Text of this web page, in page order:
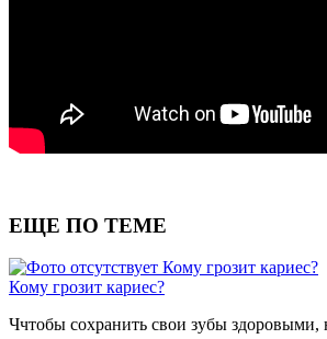
ЕЩЕ ПО ТЕМЕ
Кому грозит кариес?
Кому грозит кариес?
Ччтобы сохранить свои зубы здоровыми,